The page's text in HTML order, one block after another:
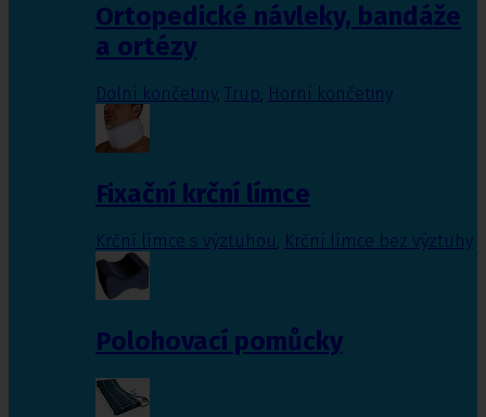
Ortopedické návleky, bandáže
a ortézy
Dolní končetiny, Trup, Horní končetiny
Fixační krční límce
Krční límce s výztuhou Krční límce bez výztuhy
Polohovací pomůcky